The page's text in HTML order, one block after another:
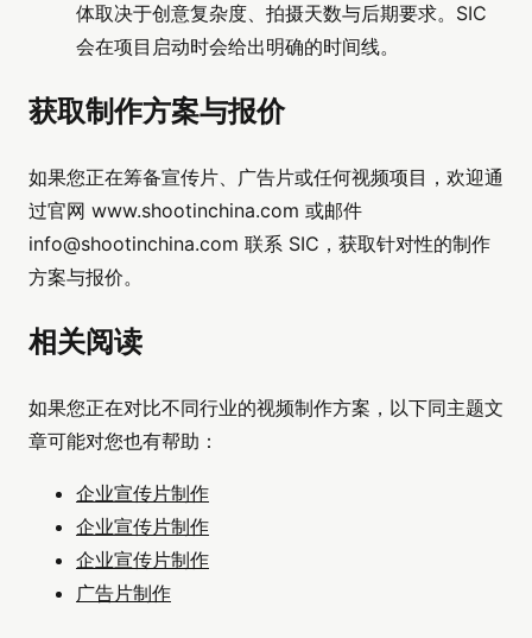
体取决于创意复杂度、拍摄天数与后期要求。SIC
会在项目启动时会给出明确的时间线。
获取制作方案与报价
如果您正在筹备宣传片、广告片或任何视频项目，欢迎通
过官网 www.shootinchina.com 或邮件
info@shootinchina.com 联系 SIC，获取针对性的制作
方案与报价。
相关阅读
如果您正在对比不同行业的视频制作方案，以下同主题文
章可能对您也有帮助：
企业宣传片制作
企业宣传片制作
企业宣传片制作
广告片制作